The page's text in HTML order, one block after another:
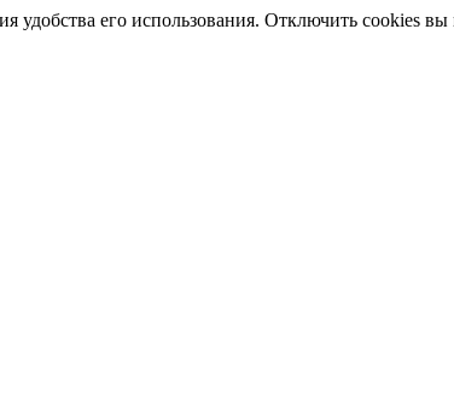
его использования. Отключить cookies вы